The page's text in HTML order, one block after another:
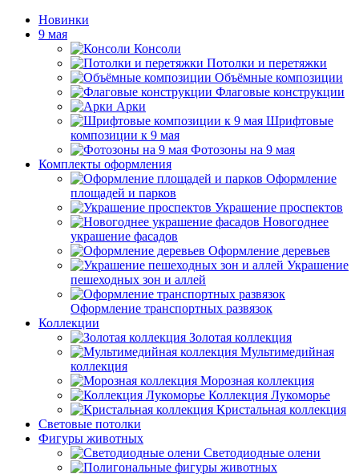
Новинки
9 мая
Консоли
Потолки и перетяжки
Объёмные композиции
Флаговые конструкции
Арки
Шрифтовые
композиции к 9 мая
Фотозоны на 9 мая
Комплекты оформления
Оформление
площадей и парков
Украшение проспектов
Новогоднее
украшение фасадов
Оформление деревьев
Украшение
пешеходных зон и аллей
Оформление транспортных развязок
Коллекции
Золотая коллекция
Мультимедийная
коллекция
Морозная коллекция
Коллекция Лукоморье
Кристальная коллекция
Световые потолки
Фигуры животных
Светодиодные олени